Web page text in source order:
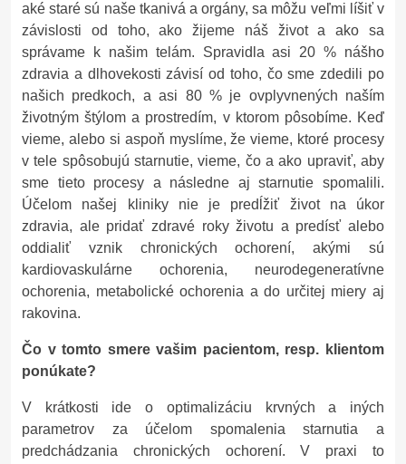
aké staré sú naše tkanivá a orgány, sa môžu veľmi líšiť v
závislosti od toho, ako žijeme náš život a ako sa
správame k našim telám. Spravidla asi 20 % nášho
zdravia a dlhovekosti závisí od toho, čo sme zdedili po
našich predkoch, a asi 80 % je ovplyvnených naším
životným štýlom a prostredím, v ktorom pôsobíme. Keď
vieme, alebo si aspoň myslíme, že vieme, ktoré procesy
v tele spôsobujú starnutie, vieme, čo a ako upraviť, aby
sme tieto procesy a následne aj starnutie spomalili.
Účelom našej kliniky nie je predĺžiť život na úkor
zdravia, ale pridať zdravé roky životu a predísť alebo
oddialiť vznik chronických ochorení, akými sú
kardiovaskulárne ochorenia, neurodegeneratívne
ochorenia, metabolické ochorenia a do určitej miery aj
rakovina.
Čo v tomto smere vašim pacientom, resp. klientom
ponúkate?
V krátkosti ide o optimalizáciu krvných a iných
parametrov za účelom spomalenia starnutia a
predchádzania chronických ochorení. V praxi to